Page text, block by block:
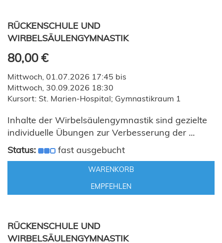
RÜCKENSCHULE UND
WIRBELSÄULENGYMNASTIK
80,00 €
Mittwoch, 01.07.2026 17:45 bis
Mittwoch, 30.09.2026 18:30
Kursort: St. Marien-Hospital; Gymnastikraum 1
Inhalte der Wirbelsäulengymnastik sind gezielte
individuelle Übungen zur Verbesserung der ...
Status:
fast ausgebucht
WARENKORB
EMPFEHLEN
RÜCKENSCHULE UND
WIRBELSÄULENGYMNASTIK